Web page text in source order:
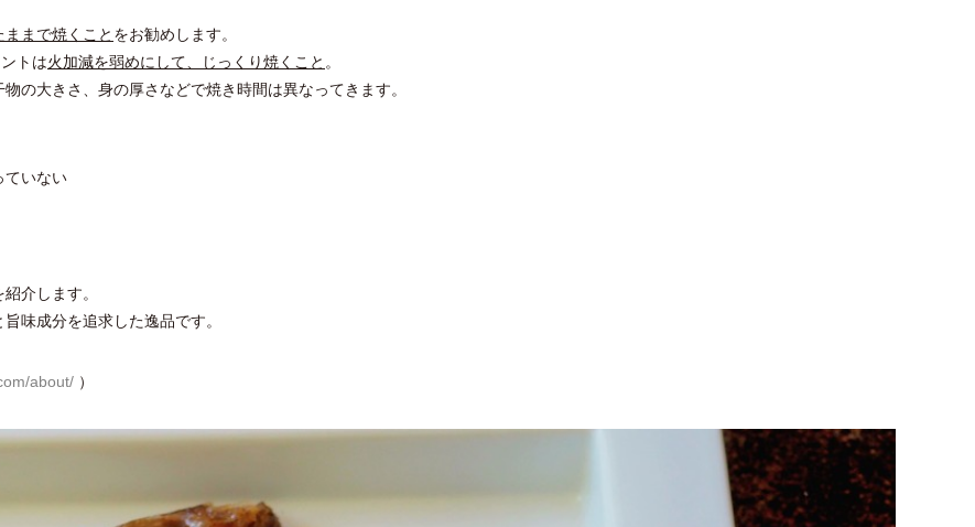
まで焼くこと をお勧めします。
トは火加減を弱めにして、じっくり焼くこと 。
物の大きさ、身の厚さなどで焼き時間は異なってきます。
ていない
介します。
旨味成分を追求した逸品です。
about/ ）